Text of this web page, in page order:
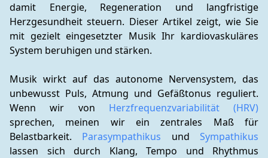
damit Energie, Regeneration und langfristige
Herzgesundheit steuern. Dieser Artikel zeigt, wie Sie
mit gezielt eingesetzter Musik Ihr kardiovaskuläres
System beruhigen und stärken.
Musik wirkt auf das autonome Nervensystem, das
unbewusst Puls, Atmung und Gefäßtonus reguliert.
Wenn wir von Herzfrequenzvariabilität (HRV)
sprechen, meinen wir ein zentrales Maß für
Belastbarkeit. Parasympathikus und Sympathikus
lassen sich durch Klang, Tempo und Rhythmus